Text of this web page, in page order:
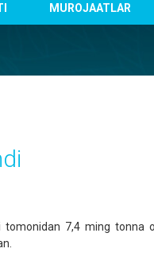
MUROJAATLAR
7,4 ming tonna